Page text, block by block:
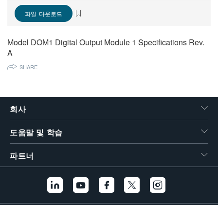
VIỆT NAM
한국어
파일 다운로드
Model DOM1 Digital Output Module 1 Specifications Rev.
A
SHARE
회사
도움말 및 학습
파트너